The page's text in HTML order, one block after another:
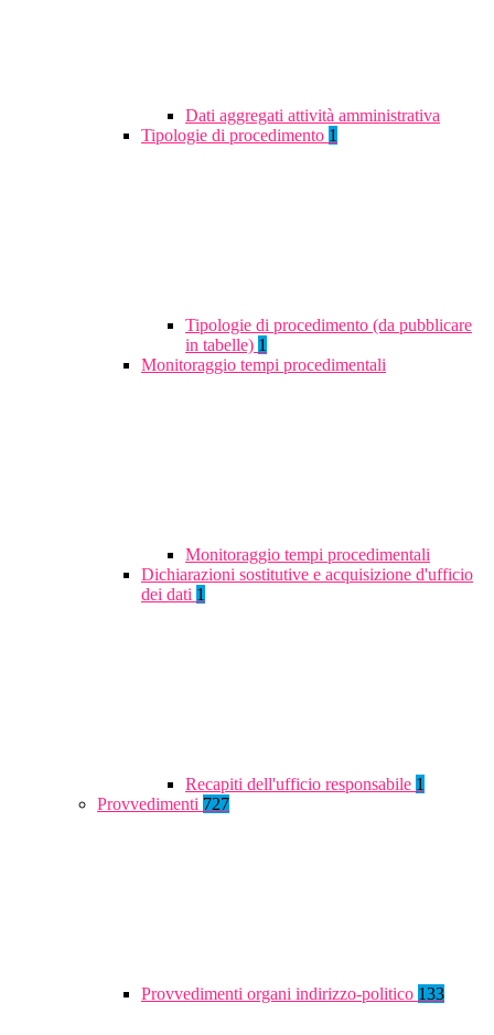
Dati aggregati attività amministrativa
Tipologie di procedimento 1
Tipologie di procedimento (da pubblicare
in tabelle) 1
Monitoraggio tempi procedimentali
Monitoraggio tempi procedimentali
Dichiarazioni sostitutive e acquisizione d'ufficio
dei dati 1
Recapiti dell'ufficio responsabile 1
Provvedimenti 727
Provvedimenti organi indirizzo-politico 133